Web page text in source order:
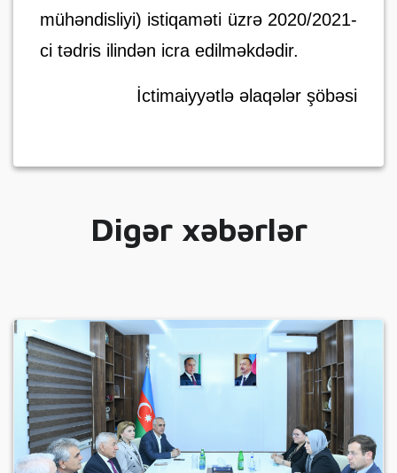
mühəndisliyi) istiqaməti üzrə 2020/2021-
ci tədris ilindən icra edilməkdədir.
İctimaiyyətlə əlaqələr şöbəsi
Digər xəbərlər